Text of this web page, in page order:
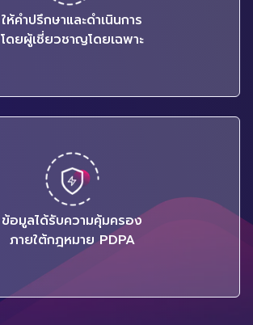
ให้คำปรึกษาและดำเนินการ
โดยผู้เชี่ยวชาญโดยเฉพาะ
ข้อมูลได้รับความคุ้มครอง
ภายใต้กฎหมาย PDPA